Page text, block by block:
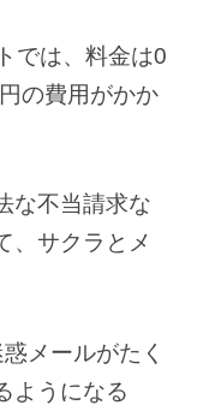
では、料金は0
の費用がかか
な不当請求な
、サクラとメ
メールがたく
ようになる